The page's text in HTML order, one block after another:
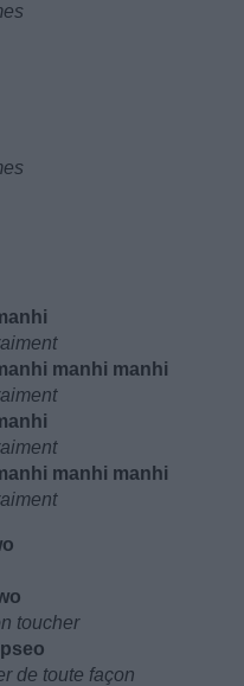
manhi manhi
manhi manhi
toucher
de toute façon